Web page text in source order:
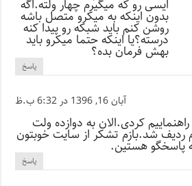
ایسی رو که میگیرم چهار ولته.اگه
بدون اینکه به میکرو متصل باشه
روشن کنم باید شبکه رو پیدا کنه
درسته؟یا اینکه حتما میکرو باید
بهش فرمان بده؟
پاسخ
آبان 16, 1396 در 6:32 ب.ظ
کردی.الان به دوازده ولت
شد.بازم تشکر از سایت خوبتون
پاسخگو هستین.
پاسخ